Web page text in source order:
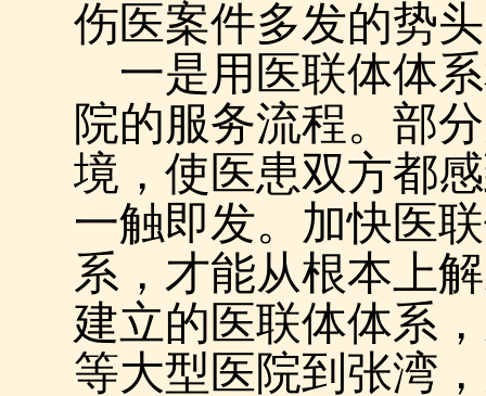
伤医案件多发的势
一是用医联体体
院的服务流程。部
境，使医患双方都
一触即发。加快医
系，才能从根本上
建立的医联体体系
等大型医院到张湾